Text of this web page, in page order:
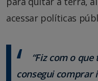
acessar políticas
“Fiz com o
consegui comprar